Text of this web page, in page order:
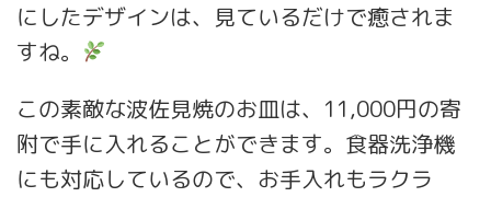
にしたデザインは、見ているだけで癒されま
すね。
この素敵な波佐見焼のお皿は、11,000円の寄
附で手に入れることができます。食器洗浄機
にも対応しているので、お手入れもラクラ